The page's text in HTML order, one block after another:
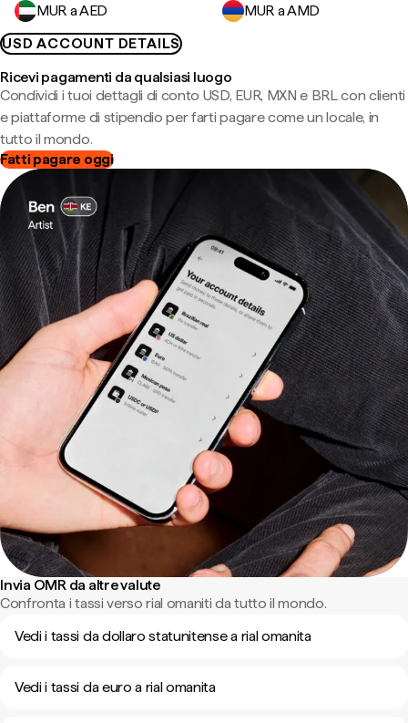
MUR a AED
MUR a AMD
USD ACCOUNT DETAILS
Ricevi pagamenti da qualsiasi luogo
Condividi i tuoi dettagli di conto USD, EUR, MXN e BRL con clienti
e piattaforme di stipendio per farti pagare come un locale, in
tutto il mondo.
Fatti pagare oggi
Invia OMR da altre valute
Confronta i tassi verso rial omaniti da tutto il mondo.
Vedi i tassi da dollaro statunitense a rial omanita
Vedi i tassi da euro a rial omanita